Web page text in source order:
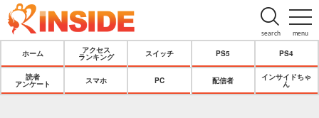
menu
search
ホーム
アクセス
ランキング
スイッチ PS5 PS4
読者
アンケート
スマホ PC 配信者
インサイドちゃ
ん